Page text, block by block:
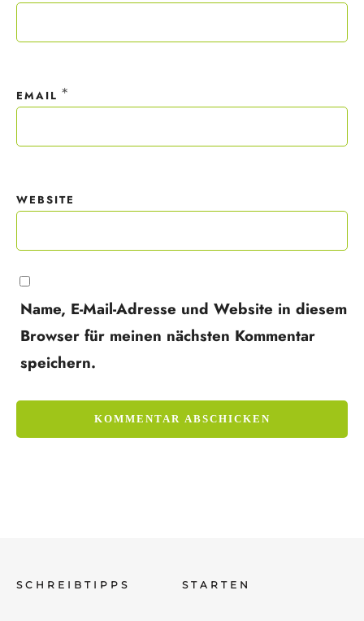
EMAIL *
WEBSITE
Name, E-Mail-Adresse und Website in diesem
Browser für meinen nächsten Kommentar
speichern.
SCHREIBTIPPS STARTEN